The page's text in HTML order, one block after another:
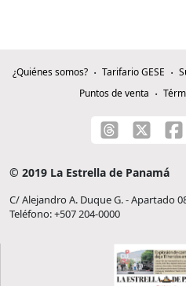
¿Quiénes somos? Tarifario GESE
Puntos de venta
© 2019 La Estrella de Panamá
C/ Alejandro A. Duque G. - Apartado
Teléfono: +507 204-0000